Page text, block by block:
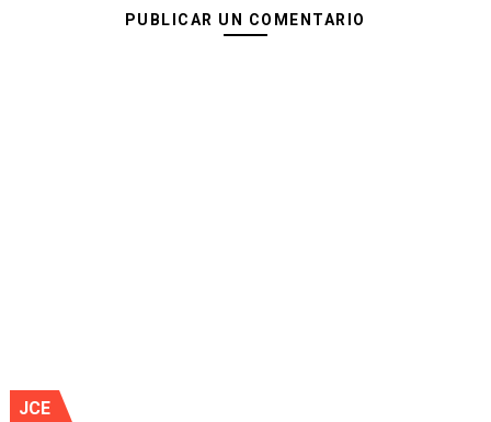
PUBLICAR UN COMENTARIO
JCE